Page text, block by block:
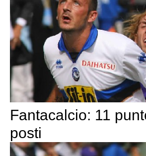
Fantacalcio: 11
posti